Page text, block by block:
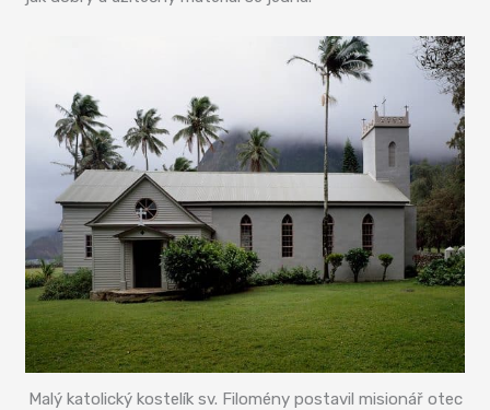
Malý katolický kostelík sv. Filomény postavil misionář otec